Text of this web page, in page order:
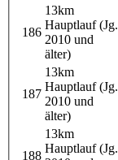
186
13km
Hauptlauf (Jg.
2010 und
älter)
187
13km
Hauptlauf (Jg.
2010 und
älter)
188
13km
Hauptlauf (Jg.